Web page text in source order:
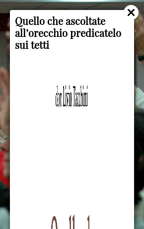
Quello che ascoltate
all’orecchio predicatelo
sui tetti